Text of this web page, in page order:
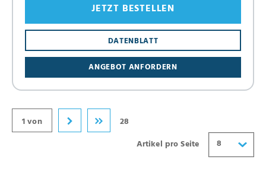
ANGEBOT ANFORDERN
DATENBLATT
JETZT BESTELLEN
1 von
28
Artikel pro Seite
8
8
16